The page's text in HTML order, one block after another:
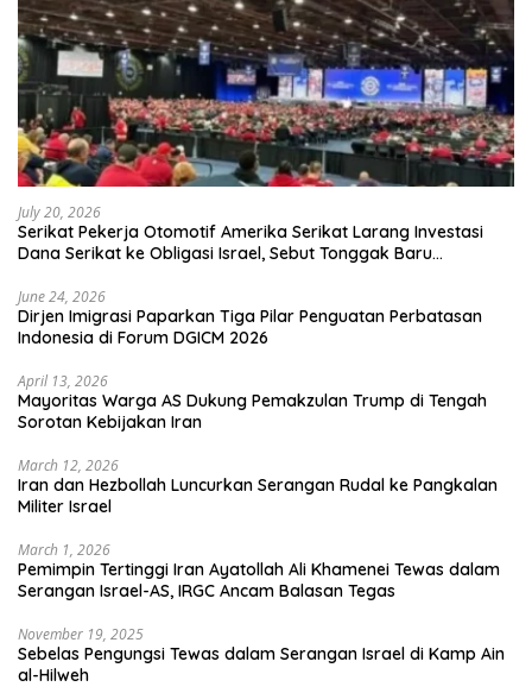
July 20, 2026
Serikat Pekerja Otomotif Amerika Serikat Larang Investasi
Dana Serikat ke Obligasi Israel, Sebut Tonggak Baru
June 24, 2026
Dirjen Imigrasi Paparkan Tiga Pilar Penguatan Perbatasan
Indonesia di Forum DGICM 2026
April 13, 2026
Mayoritas Warga AS Dukung Pemakzulan Trump di Tengah
Sorotan Kebijakan Iran
March 12, 2026
Iran dan Hezbollah Luncurkan Serangan Rudal ke Pangkalan
Militer Israel
March 1, 2026
Pemimpin Tertinggi Iran Ayatollah Ali Khamenei Tewas dalam
Serangan Israel-AS, IRGC Ancam Balasan Tegas
November 19, 2025
Sebelas Pengungsi Tewas dalam Serangan Israel di Kamp Ain
al-Hilweh